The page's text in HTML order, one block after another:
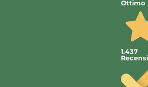
Ottimo
1.437